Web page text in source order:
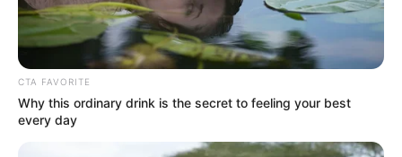
Serem! 9 Chat Ojek Online &
Pelanggan Ini Bikin Auto
Merinding
CTA FAVORITE
Why this ordinary drink is the secret to feeling your best
every day